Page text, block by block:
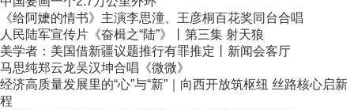
《给阿嬷的情书》主演李思潼、王彦桐百花奖同台合唱
人民陆军宣传片《奋楫之“陆”》丨第三集 射天狼
美学者：美国借新疆议题推行有罪推定丨新闻会客厅
马思纯郑云龙吴汉坤合唱《微微》
经济高质量发展里的“心”与“新”｜向西开放筑枢纽 丝路核心启新
程